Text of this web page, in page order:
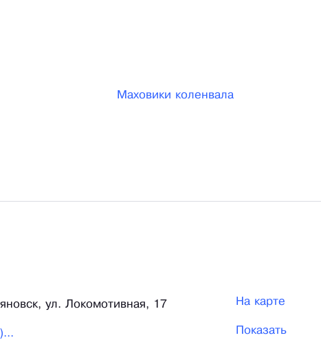
Маховики коленвала
ул. Локомотивная, 17 На карте
Показать